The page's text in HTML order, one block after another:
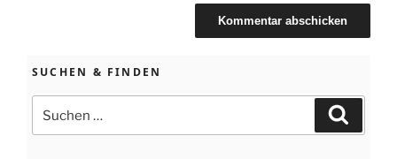
SUCHEN & FINDEN
nach: